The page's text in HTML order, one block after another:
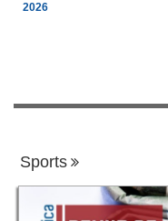
2026
Sports